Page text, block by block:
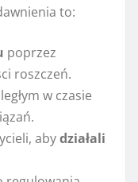
to:
poprzez
roszczeń.
w czasie
abydziałali